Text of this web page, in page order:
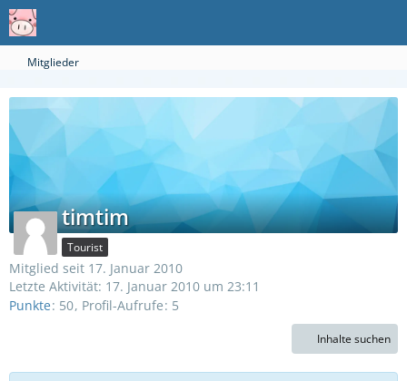
Mitglieder
timtim
Tourist
Mitglied seit 17. Januar 2010
Letzte Aktivität: 17. Januar 2010 um 23:11
Punkte 50 Profil-Aufrufe 5
Inhalte suchen